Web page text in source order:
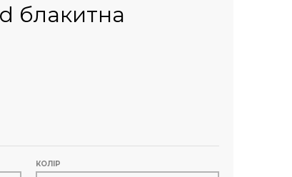
блакитна
КОЛІР